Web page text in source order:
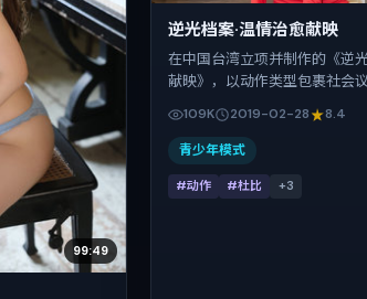
99:49
逆光档案·温情治愈献映
在中国台湾立项并制作的《逆
献映》，以动作类型包裹社会
白百何、谭卓、刘昊然的对手
上映时间：2019-02-28；片
109K 2019-02-28 8.4
青少年模式
#动作 #杜比 +3